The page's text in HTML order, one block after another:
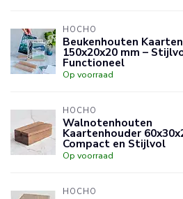
HOCHO
Beukenhouten
150x20x20 mm –
Functioneel
Op voorraad
HOCHO
Walnotenhouten
Kaartenhouder
Compact en Stijlvol
Op voorraad
HOCHO